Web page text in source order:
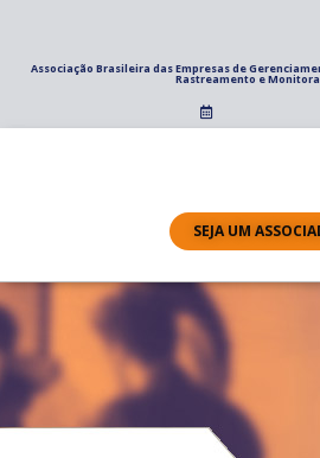
Associação Brasileira das Empresas de
Rastreamento e
SEJA UM